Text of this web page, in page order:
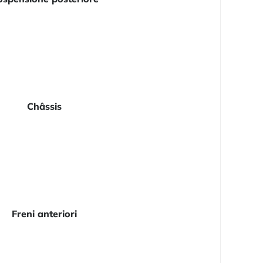
Châssis
Freni anteriori